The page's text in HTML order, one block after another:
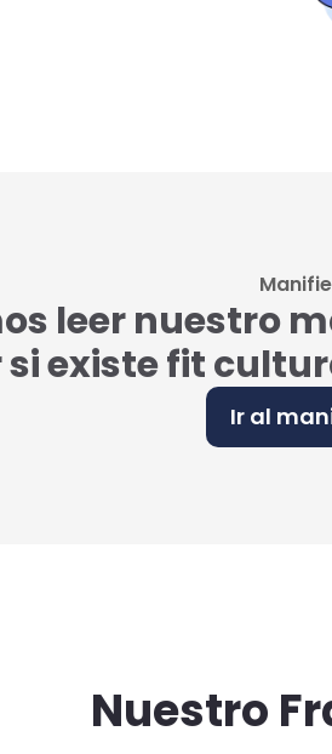
leer nuestro
si existe fit
Ir al
Nuestro